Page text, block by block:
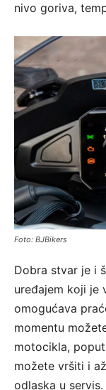
nivo goriva,
Foto: BJBikers
Dobra stvar je i
uređajem koji je
omogućava
momentu
motocikla,
možete vršiti i
odlaska u